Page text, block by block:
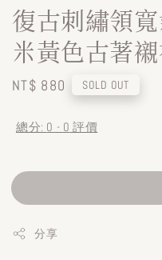
復古刺繡領
米黃色古著
Regular
NT$ 880 SOLD OUT
總分: 0 - 0 評價
分享